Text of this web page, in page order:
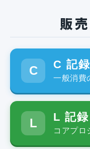
販
C C 記録
一般消費
L L 記録
コアプロ